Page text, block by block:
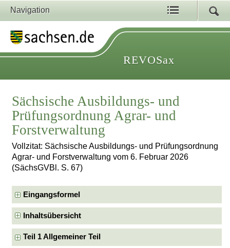
Navigation
REVOSax
Sächsische Ausbildungs- und
Prüfungsordnung Agrar- und
Forstverwaltung
Vollzitat: Sächsische Ausbildungs- und Prüfungsordnung
Agrar- und Forstverwaltung vom 6. Februar 2026
(SächsGVBl. S. 67)
Eingangsformel
Inhaltsübersicht
Teil 1 Allgemeiner Teil